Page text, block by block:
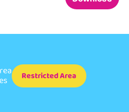
Restricted Area